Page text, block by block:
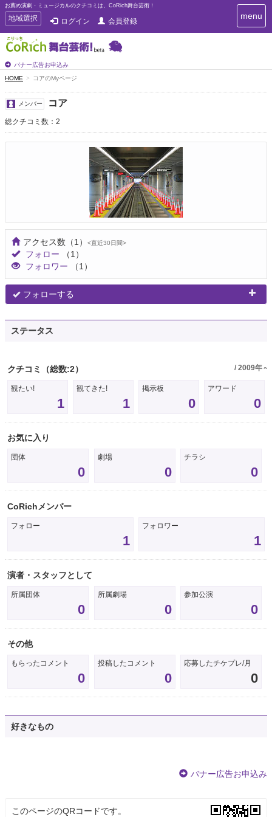
お薦め演劇・ミュージカルのクチコミは、CoRich舞台芸術！
T
o
g
g
e
n
a
v
i
g
a
t
地域選択 ログイン 会員登録
バナー広告お申込み
T
o
menu
HOME コアのMyページ
メンバー コア
総クチコミ数：2
アクセス数 （1） <直近30日間>
フォロー
（1）
フォロワー
（1）
フォローする
ステータス
クチコミ （総数:2） / 2009年～
観たい!
1
観てきた!
1
掲示板
0
アワード
0
お気に入り
団体
0
劇場
0
チラシ
0
CoRichメンバー
フォロー
1
フォロワー
1
演者・スタッフとして
所属団体
0
所属劇場
0
参加公演
0
その他
もらったコメント
0
投稿したコメント
0
応募したチケプレ/月
0
好きなもの
バナー広告お申込み
このページのQRコードです。